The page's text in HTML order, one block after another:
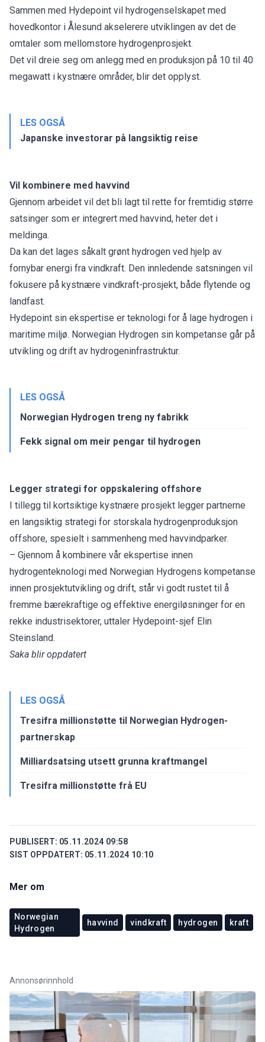
Sammen med Hydepoint vil hydrogenselskapet med
hovedkontor i Ålesund akselerere utviklingen av det de
omtaler som mellomstore hydrogenprosjekt.
Det vil dreie seg om anlegg med en produksjon på 10 til 40
megawatt i kystnære områder, blir det opplyst.
LES OGSÅ
Japanske investorar på langsiktig reise
Vil kombinere med havvind
Gjennom arbeidet vil det bli lagt til rette for fremtidig større
satsinger som er integrert med havvind, heter det i
meldinga.
Da kan det lages såkalt grønt hydrogen ved hjelp av
fornybar energi fra vindkraft. Den innledende satsningen vil
fokusere på kystnære vindkraft-prosjekt, både flytende og
landfast.
Hydepoint sin ekspertise er teknologi for å lage hydrogen i
maritime miljø. Norwegian Hydrogen sin kompetanse går på
utvikling og drift av hydrogeninfrastruktur.
LES OGSÅ
Norwegian Hydrogen treng ny fabrikk
Fekk signal om meir pengar til hydrogen
Legger strategi for oppskalering offshore
I tillegg til kortsiktige kystnære prosjekt legger partnerne
en langsiktig strategi for storskala hydrogenproduksjon
offshore, spesielt i sammenheng med havvindparker.
– Gjennom å kombinere vår ekspertise innen
hydrogenteknologi med Norwegian Hydrogens kompetanse
innen prosjektutvikling og drift, står vi godt rustet til å
fremme bærekraftige og effektive energiløsninger for en
rekke industrisektorer, uttaler Hydepoint-sjef Elin
Steinsland.
Saka blir oppdatert
LES OGSÅ
Tresifra millionstøtte til Norwegian Hydrogen-
partnerskap
Milliardsatsing utsett grunna kraftmangel
Tresifra millionstøtte frå EU
PUBLISERT: 05.11.2024 09:58
SIST OPPDATERT: 05.11.2024 10:10
Mer om
Norwegian
Hydrogen
havvind vindkraft hydrogen kraft
Annonsørinnhold